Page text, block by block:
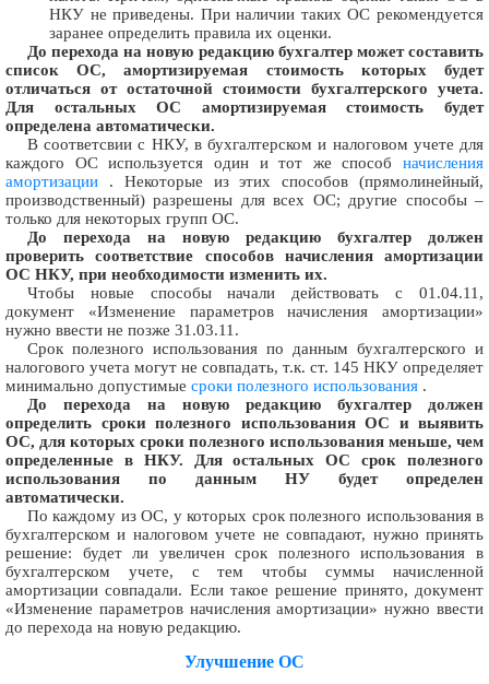
НКУ не приведены. При наличии таких ОС рекомендуется
заранее определить правила их оценки.
До перехода на новую редакцию бухгалтер может составить
список ОС, амортизируемая стоимость которых будет
отличаться от остаточной стоимости бухгалтерского учета.
Для остальных ОС амортизируемая стоимость будет
определена автоматически.
В соответсвии с НКУ, в бухгалтерском и налоговом учете для
каждого ОС используется один и тот же способ начисления
амортизации . Некоторые из этих способов (прямолинейный,
производственный) разрешены для всех ОС; другие способы –
только для некоторых групп ОС.
До перехода на новую редакцию бухгалтер должен
проверить соответствие способов начисления амортизации
ОС НКУ, при необходимости изменить их.
Чтобы новые способы начали действовать с 01.04.11,
документ «Изменение параметров начисления амортизации»
нужно ввести не позже 31.03.11.
Срок полезного использования по данным бухгалтерского и
налогового учета могут не совпадать, т.к. ст. 145 НКУ определяет
минимально допустимые сроки полезного использования .
До перехода на новую редакцию бухгалтер должен
определить сроки полезного использования ОС и выявить
ОС, для которых сроки полезного использования меньше, чем
определенные в НКУ. Для остальных ОС срок полезного
использования по данным НУ будет определен
автоматически.
По каждому из ОС, у которых срок полезного использования в
бухгалтерском и налоговом учете не совпадают, нужно принять
решение: будет ли увеличен срок полезного использования в
бухгалтерском учете, с тем чтобы суммы начисленной
амортизации совпадали. Если такое решение принято, документ
«Изменение параметров начисления амортизации» нужно ввести
до перехода на новую редакцию.
Улучшение ОС